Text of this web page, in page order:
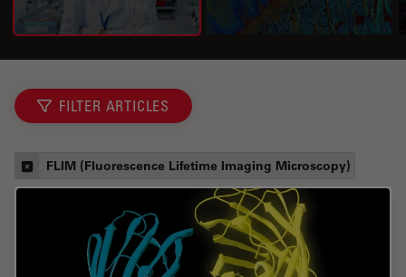
FILTER ARTICLES
FLIM (Fluorescence Lifetime Imaging Microscopy)